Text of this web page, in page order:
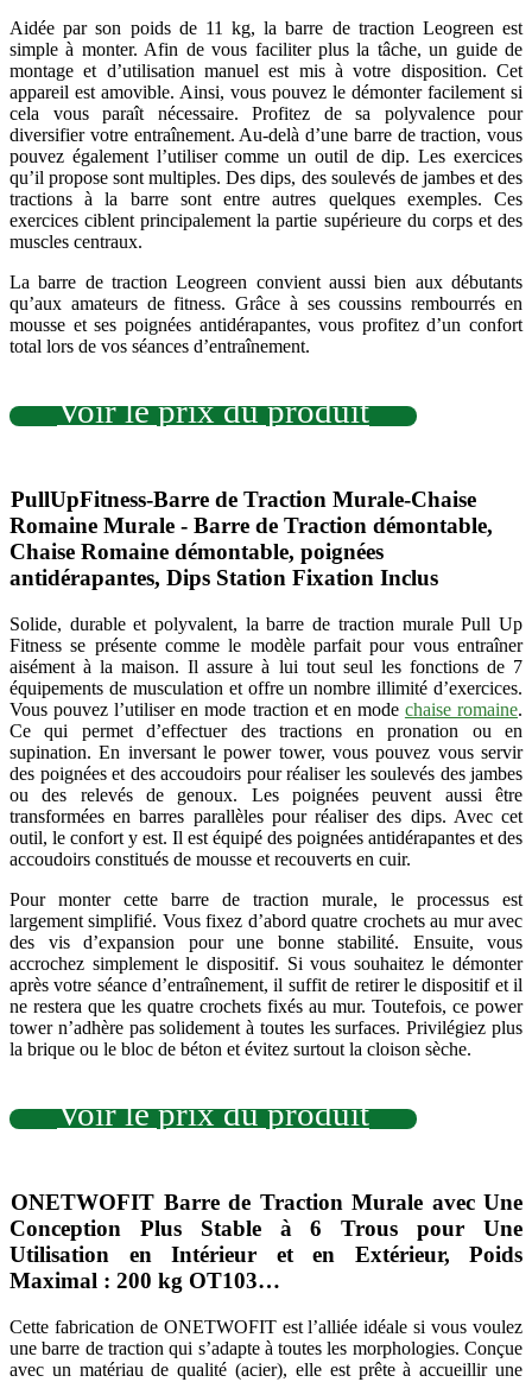
Aidée par son poids de 11 kg, la barre de traction Leogreen est
simple à monter. Afin de vous faciliter plus la tâche, un guide de
montage et d’utilisation manuel est mis à votre disposition. Cet
appareil est amovible. Ainsi, vous pouvez le démonter facilement si
cela vous paraît nécessaire. Profitez de sa polyvalence pour
diversifier votre entraînement. Au-delà d’une barre de traction, vous
pouvez également l’utiliser comme un outil de dip. Les exercices
qu’il propose sont multiples.Des dips, des soulevés de jambes et des
tractions à la barre sont entre autres quelques exemples. Ces
exercices ciblent principalement la partie supérieure du corps et des
muscles centraux.
La barre de traction Leogreen convient aussi bien aux débutants
qu’aux amateurs de fitness. Grâce à ses coussins rembourrés en
mousse et ses poignées antidérapantes, vous profitez d’un confort
total lors de vos séances d’entraînement.
Voir le prix du produit
PullUpFitness-Barre de Traction Murale-Chaise
Romaine Murale - Barre de Traction démontable,
Chaise Romaine démontable, poignées
antidérapantes, Dips Station Fixation Inclus
Solide, durable et polyvalent, la barre de traction murale Pull Up
Fitness se présente comme le modèle parfait pour vous entraîner
aisément à la maison. Il assure à lui tout seul les fonctions de 7
équipements de musculation et offre un nombre illimité d’exercices.
Vous pouvez l’utiliser en mode traction et en mode chaise romaine.
Ce qui permet d’effectuer des tractions en pronation ou en
supination. En inversant le power tower, vous pouvez vous servir
des poignées et des accoudoirs pour réaliser les soulevés des jambes
ou des relevés de genoux. Les poignées peuvent aussi être
transformées en barres parallèles pour réaliser des dips. Aveccet
outil, le confort y est. Il est équipé des poignées antidérapantes et des
accoudoirs constitués de mousse et recouverts en cuir.
Pour monter cette barre de traction murale, le processus est
largement simplifié. Vous fixez d’abord quatre crochets au mur avec
des vis d’expansion pour une bonne stabilité. Ensuite, vous
accrochez simplement le dispositif. Si vous souhaitez le démonter
après votre séance d’entraînement, il suffit de retirer le dispositif et il
ne restera que les quatre crochets fixés au mur. Toutefois, ce power
tower n’adhère pas solidement à toutes les surfaces. Privilégiez plus
la brique ou le bloc de béton et évitez surtout la cloison sèche.
Voir le prix du produit
ONETWOFIT Barre de Traction Murale avec Une
Conception Plus Stable à 6 Trous pour Une
Utilisation en Intérieur et en Extérieur, Poids
Maximal : 200 kg OT103…
Cette fabrication de ONETWOFIT est l’alliée idéale si vous voulez
une barre de traction qui s’adapte à toutes les morphologies. Conçue
avec un matériau de qualité (acier), elle est prête à accueillir une